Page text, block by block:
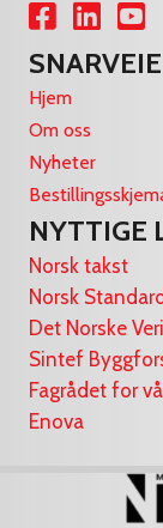
Lenke tilLenke til
Hjem
Om oss
Nyheter
NYTTIGE
Norsk takst
Norsk
Det Norske
Sintef
Fagrådet for
Enova